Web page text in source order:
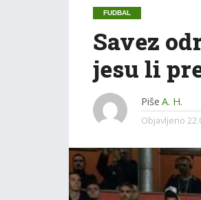
FUDBAL
Savez
jesu li
Piše A. H.
Objavljeno